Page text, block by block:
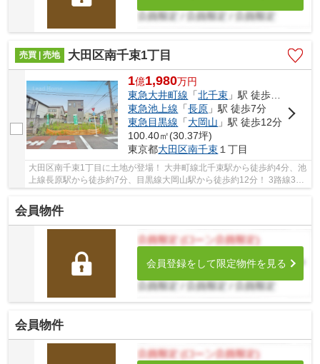
売買 | 売地 大田区南千束1丁目
1億1,980万円
東急大井町線 「北千束 」駅 徒歩4分
東急池上線 「長原 」駅 徒歩7分
東急目黒線 「大岡山 」駅 徒歩12分
100.40㎡(30.37坪)
東京都大田区南千束 １丁目
大田区南千束1丁目に土地が登場！ 大井町線北千束駅から徒歩約4分、池
上線長原駅から徒歩約7分、目黒線大岡山駅から徒歩約12分！ 3路線3駅
会員物件
会員登録をして限定物件を見る
会員物件